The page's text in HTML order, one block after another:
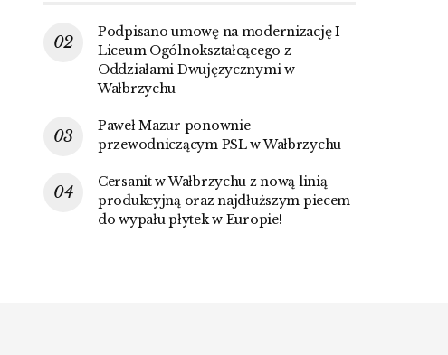
Podpisano umowę na modernizację I
Liceum Ogólnokształcącego z
Oddziałami Dwujęzycznymi w
Wałbrzychu
Paweł Mazur ponownie
przewodniczącym PSL w Wałbrzychu
Cersanit w Wałbrzychu z nową linią
produkcyjną oraz najdłuższym piecem
do wypału płytek w Europie!